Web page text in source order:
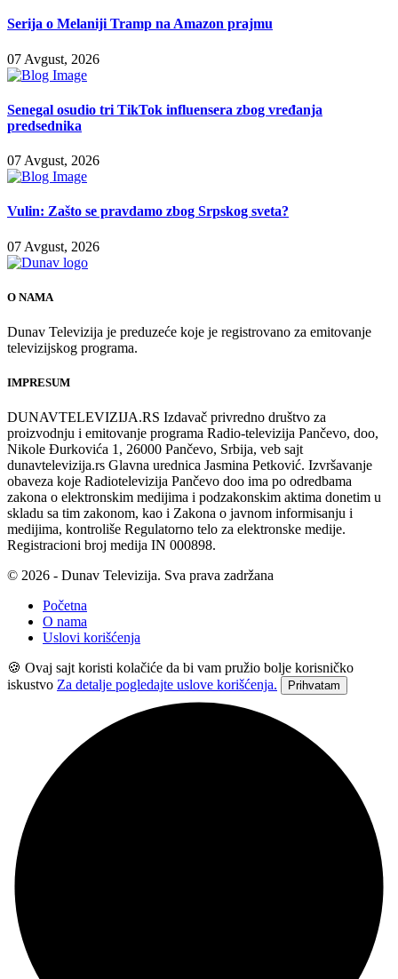
Serija o Melaniji Tramp na Amazon prajmu
07 Avgust, 2026
Senegal osudio tri TikTok influensera zbog vređanja
predsednika
07 Avgust, 2026
Vulin: Zašto se pravdamo zbog Srpskog sveta?
07 Avgust, 2026
O NAMA
Dunav Televizija je preduzeće koje je registrovano za emitovanje
televizijskog programa.
IMPRESUM
DUNAVTELEVIZIJA.RS Izdavač privredno društvo za
proizvodnju i emitovanje programa Radio-televizija Pančevo, doo,
Nikole Đurkovića 1, 26000 Pančevo, Srbija, veb sajt
dunavtelevizija.rs Glavna urednica Jasmina Petković. Izvršavanje
obaveza koje Radiotelevizija Pančevo doo ima po odredbama
zakona o elektronskim medijima i podzakonskim aktima donetim u
skladu sa tim zakonom, kao i Zakona o javnom informisanju i
medijima, kontroliše Regulatorno telo za elektronske medije.
Registracioni broj medija IN 000898.
© 2026 - Dunav Televizija. Sva prava zadržana
Početna
O nama
Uslovi korišćenja
🍪 Ovaj sajt koristi kolačiće da bi vam pružio bolje korisničko
iskustvo Za detalje pogledajte uslove korišćenja. Prihvatam